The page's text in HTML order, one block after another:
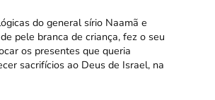
do general sírio Naamã e
pele branca de criança, fez o seu
os presentes que queria
sacrifícios ao Deus de Israel, na